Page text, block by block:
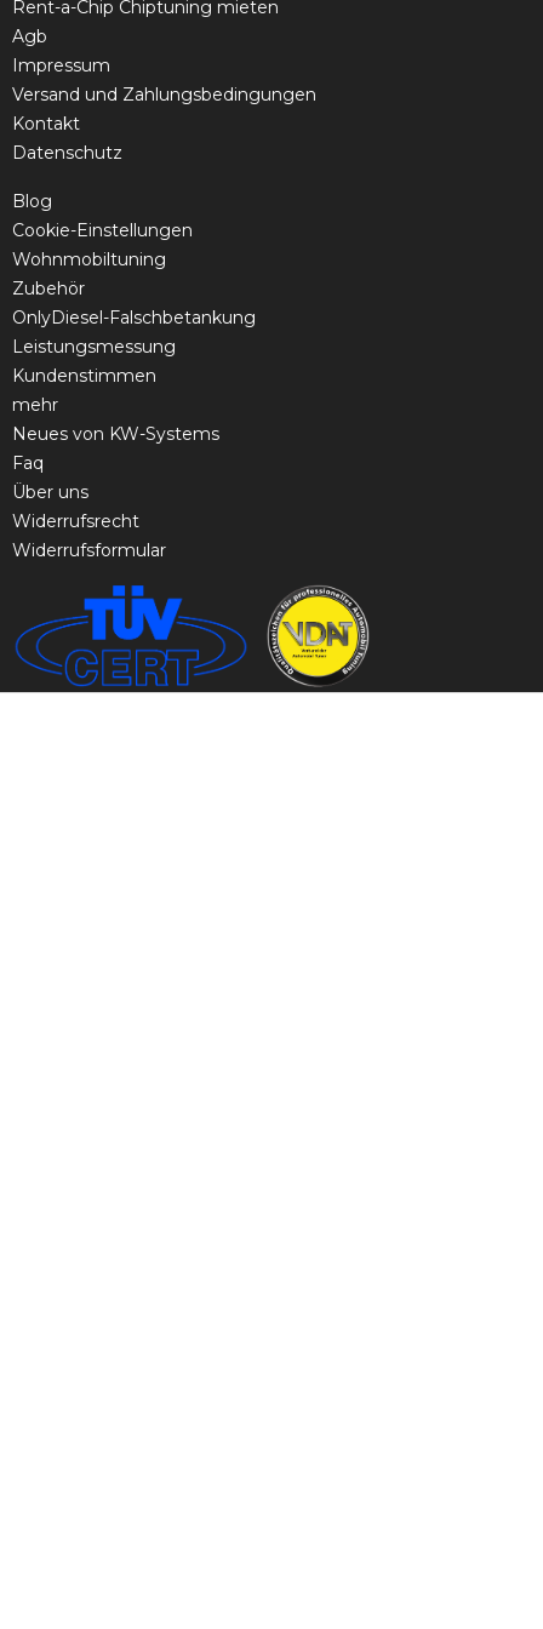
Rent-a-Chip Chiptuning mieten
Agb
Impressum
Versand und Zahlungsbedingungen
Kontakt
Datenschutz
Blog
Cookie-Einstellungen
Wohnmobiltuning
Zubehör
OnlyDiesel-Falschbetankung
Leistungsmessung
Kundenstimmen
mehr
Neues von KW-Systems
Faq
Über uns
Widerrufsrecht
Widerrufsformular